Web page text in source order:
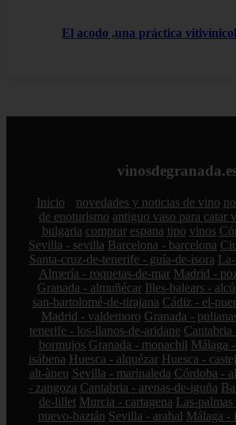
El acodo ,una práctica
Inicio novedades y noticias de vino
de enoturismo antiguo vaso para catar
bulgaria comprar espana tipo vinos
Sevilla - sevilla Barcelona - barcelona
Santa-cruz-de-tenerife - guía-de-isora
Almería - roquetas-de-mar Madrid -
Granada - almuñécar Illes-balears -
san-bartolomé-de-tirajana Cádiz - el-
Madrid - valdemoro Granada -
tenerife - los-llanos-de-aridane Cantabria
bormujos Granada - monachil Málaga
isábena Huesca - alquézar Huesca -
alt-àneu Sevilla - marinaleda Córdoba -
- zangoza Cantabria - arenas-de-iguña
de-lillet Murcia - cartagena Las-palmas
nuevo-baztán Sevilla - arahal Málaga -